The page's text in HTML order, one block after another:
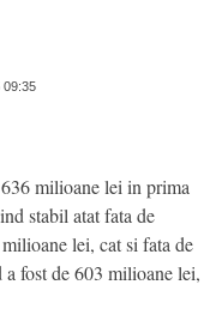
09:35
milioane lei in prima
stabil atat fata de
lei, cat si fata de
fost de 603 milioane lei,